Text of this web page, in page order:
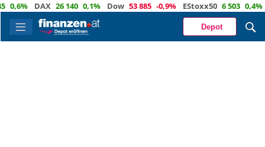
DAX 26 140 0,1% Dow 53 885 -0,9% EStoxx50 6 503 0,4%
Depot